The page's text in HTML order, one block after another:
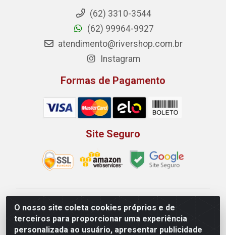
O nosso site coleta cookies próprios e de
terceiros para proporcionar uma experiência
personalizada ao usuário, apresentar publicidade
(62) 3310-3544
(62) 99964-9927
atendimento@rivershop.com.br
Instagram
Formas de Pagamento
Site Seguro
Rio Vermelho Distribuição de Alimentos LTDA - Rodovia
BR, 153, KM 52 N 00 QD 00 LT 16 - Bairro Jardim
Eldorado, Anápolis/GO - CEP 75.045-190 - CNPJ